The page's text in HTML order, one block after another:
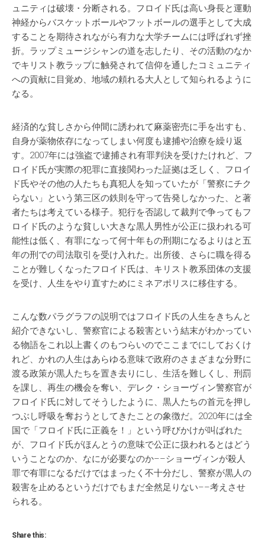
ュニティは破壊・分断される。フロイド氏は高い身長と運動
神経からバスケットボールやフットボールの選手として大成
することを期待されながら有力な大学チームには呼ばれず挫
折。ラップミュージシャンの道を志したり、その活動のなか
でキリスト教ラップに触発されて信仰を通したコミュニティ
への貢献に目覚め、地域の頼れる大人として知られるように
なる。
経済的な貧しさから仲間に誘われて麻薬密売に手を出すも、
自身が薬物依存になってしまい何度も逮捕や治療を繰り返
す。2007年には強盗で逮捕され有罪判決を受けたけれど、フ
ロイド氏が実際の犯罪に直接関わった証拠は乏しく、フロイ
ド氏やその他の人たちも真犯人を知っていたが「警察にチク
らない」という第三区の鉄則を守って告発しなかった、と著
者たちは考えている様子。犯行を否認して裁判で争ってもフ
ロイド氏のような貧しい大きな黒人男性が公正に扱われる可
能性は低く、有罪になって何十年もの刑期になるよりはと五
年の刑での司法取引を受け入れた。出所後、さらに職を得る
ことが難しくなったフロイド氏は、キリスト教系団体の支援
を受け、人生をやり直すためにミネアポリスに移住する。
こんな数パラグラフの説明ではフロイド氏の人生をきちんと
紹介できないし、警察官による殺害という結末がわかってい
る物語をこれ以上書くのもつらいのでここまでにしておくけ
れど、かれの人生はあらゆる意味で政府のさまざまな分野に
渡る政策が黒人たちを置き去りにし、生活を難しくし、刑罰
を課し、再生の機会を奪い、デレク・ショーヴィン警察官が
フロイド氏に対してそうしたように、黒人たちの首元を押し
つぶし呼吸を奪おうとしてきたことの象徴だ。2020年には全
国で「フロイド氏に正義を！」という呼びかけが叫ばれた
が、フロイド氏がほんとうの意味で公正に扱われるとはどう
いうことなのか、なにが必要なのか––ショーヴィンが殺人
罪で有罪になるだけではまったく不十分だし、警察が黒人の
殺害を止めるというだけでもまだ全然足りない––考えさせ
られる。
Share this: